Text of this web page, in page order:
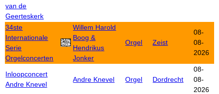
van de
Geerteskerk
34ste
Internationale
Serie
Orgelconcerten
Willem Harold
Boog &
Hendrikus
Jonker
Orgel Zeist
08-
08-
2026
Inloopconcert
Andre Knevel
Andre Knevel Orgel Dordrecht
08-
08-
2026